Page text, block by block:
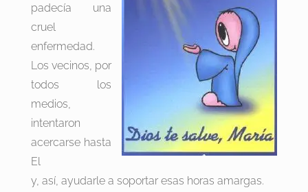
padecía una
cruel
enfermedad.
Los vecinos, por
todos los
medios,
intentaron
acercarse hasta
El
y, así, ayudarle a soportar esas horas amargas.